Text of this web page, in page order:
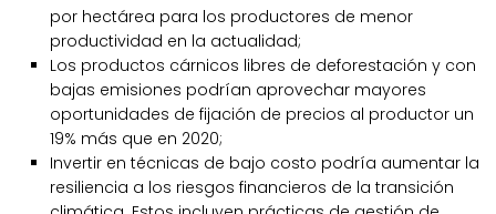
por hectárea para los productores de menor
productividad en la actualidad;
Los productos cárnicos libres de deforestación y con
bajas emisiones podrían aprovechar mayores
oportunidades de fijación de precios al productor un
19% más que en 2020;
Invertir en técnicas de bajo costo podría aumentar la
resiliencia a los riesgos financieros de la transición